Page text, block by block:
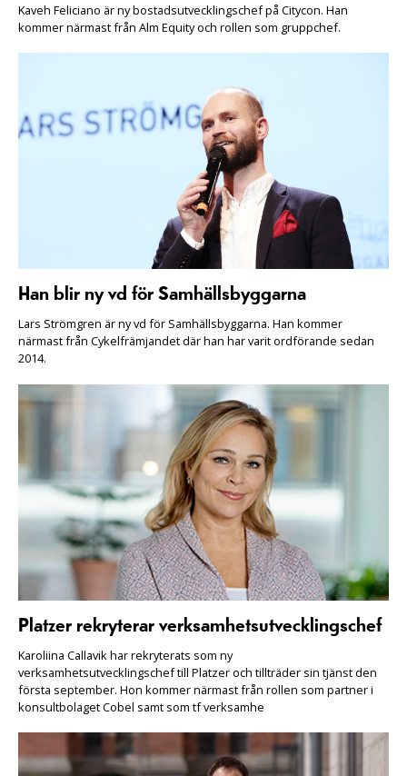
Kaveh Feliciano är ny bostadsutvecklingschef på Citycon. Han
kommer närmast från Alm Equity och rollen som gruppchef.
Han blir ny vd för Samhällsbyggarna
Lars Strömgren är ny vd för Samhällsbyggarna. Han kommer
närmast från Cykelfrämjandet där han har varit ordförande sedan
2014.
Platzer rekryterar verksamhetsutvecklingschef
Karoliina Callavik har rekryterats som ny
verksamhetsutvecklingschef till Platzer och tillträder sin tjänst den
första september. Hon kommer närmast från rollen som partner i
konsultbolaget Cobel samt som tf verksamhe